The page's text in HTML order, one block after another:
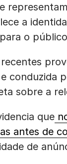
a
o
conduzida
sobre a
que
antes de
de